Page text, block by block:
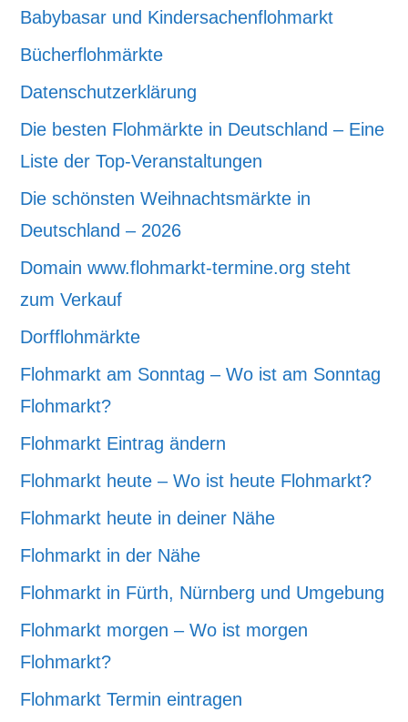
Babybasar und Kindersachenflohmarkt
Bücherflohmärkte
Datenschutzerklärung
Die besten Flohmärkte in Deutschland – Eine
Liste der Top-Veranstaltungen
Die schönsten Weihnachtsmärkte in
Deutschland – 2026
Domain www.flohmarkt-termine.org steht
zum Verkauf
Dorfflohmärkte
Flohmarkt am Sonntag – Wo ist am Sonntag
Flohmarkt?
Flohmarkt Eintrag ändern
Flohmarkt heute – Wo ist heute Flohmarkt?
Flohmarkt heute in deiner Nähe
Flohmarkt in der Nähe
Flohmarkt in Fürth, Nürnberg und Umgebung
Flohmarkt morgen – Wo ist morgen
Flohmarkt?
Flohmarkt Termin eintragen